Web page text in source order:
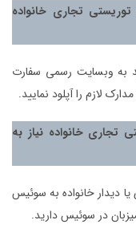
تجاری خانواده
به وبسایت رسمی سفارت
لازم را آپلود نمایید.
خانواده نیاز به
دیدار خانواده به سوئیس
در سوئیس دارید.